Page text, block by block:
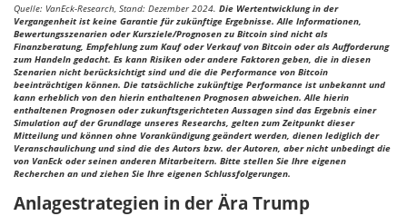
Quelle: VanEck-Research, Stand: Dezember 2024. Die Wertentwicklung in der
Vergangenheit ist keine Garantie für zukünftige Ergebnisse. Alle Informationen,
Bewertungsszenarien oder Kursziele/Prognosen zu Bitcoin sind nicht als
Finanzberatung, Empfehlung zum Kauf oder Verkauf von Bitcoin oder als Aufforderung
zum Handeln gedacht. Es kann Risiken oder andere Faktoren geben, die in diesen
Szenarien nicht berücksichtigt sind und die die Performance von Bitcoin
beeinträchtigen können. Die tatsächliche zukünftige Performance ist unbekannt und
kann erheblich von den hierin enthaltenen Prognosen abweichen. Alle hierin
enthaltenen Prognosen oder zukunftsgerichteten Aussagen sind das Ergebnis einer
Simulation auf der Grundlage unseres Researchs, gelten zum Zeitpunkt dieser
Mitteilung und können ohne Vorankündigung geändert werden, dienen lediglich der
Veranschaulichung und sind die des Autors bzw. der Autoren, aber nicht unbedingt die
von VanEck oder seinen anderen Mitarbeitern. Bitte stellen Sie Ihre eigenen
Recherchen an und ziehen Sie Ihre eigenen Schlussfolgerungen.
Anlagestrategien in der Ära Trump